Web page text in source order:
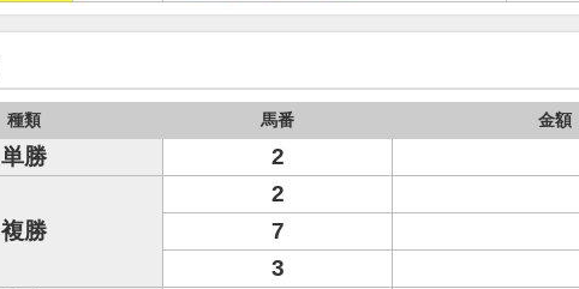
種類 馬番 金額
単勝 2
複勝
2
7
3